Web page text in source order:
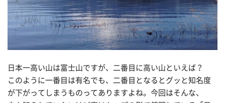
日本一高い山は富士山ですが、二番目に高い山といえば？
このように一番目は有名でも、二番目となるとグッと知名度
が下がってしまうものってありますよね。今回はそんな、